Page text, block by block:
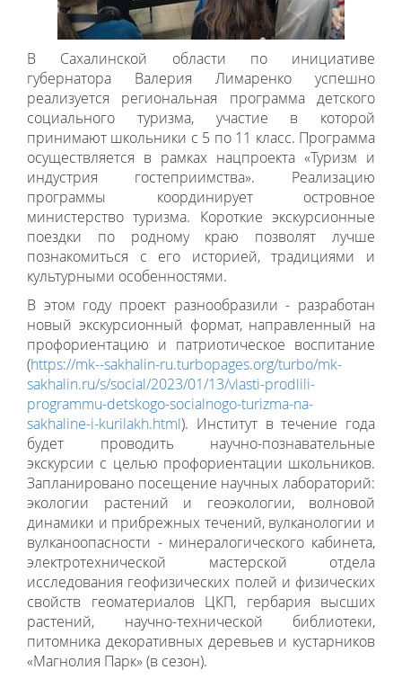
В Сахалинской области по инициативе
губернатора Валерия Лимаренко успешно
реализуется региональная программа детского
социального туризма, участие в которой
принимают школьники с 5 по 11 класс. Программа
осуществляется в рамках нацпроекта «Туризм и
индустрия гостеприимства». Реализацию
программы координирует островное
министерство туризма. Короткие экскурсионные
поездки по родному краю позволят лучше
познакомиться с его историей, традициями и
культурными особенностями.
В этом году проект разнообразили - разработан
новый экскурсионный формат, направленный на
профориентацию и патриотическое воспитание
(https://mk--sakhalin-ru.turbopages.org/turbo/mk-
sakhalin.ru/s/social/2023/01/13/vlasti-prodlili-
programmu-detskogo-socialnogo-turizma-na-
sakhaline-i-kurilakh.html). Институт в течение года
будет проводить научно-познавательные
экскурсии с целью профориентации школьников.
Запланировано посещение научных лабораторий:
экологии растений и геоэкологии, волновой
динамики и прибрежных течений, вулканологии и
вулканоопасности - минералогического кабинета,
электротехнической мастерской отдела
исследования геофизических полей и физических
свойств геоматериалов ЦКП, гербария высших
растений, научно-технической библиотеки,
питомника декоративных деревьев и кустарников
«Магнолия Парк» (в сезон).